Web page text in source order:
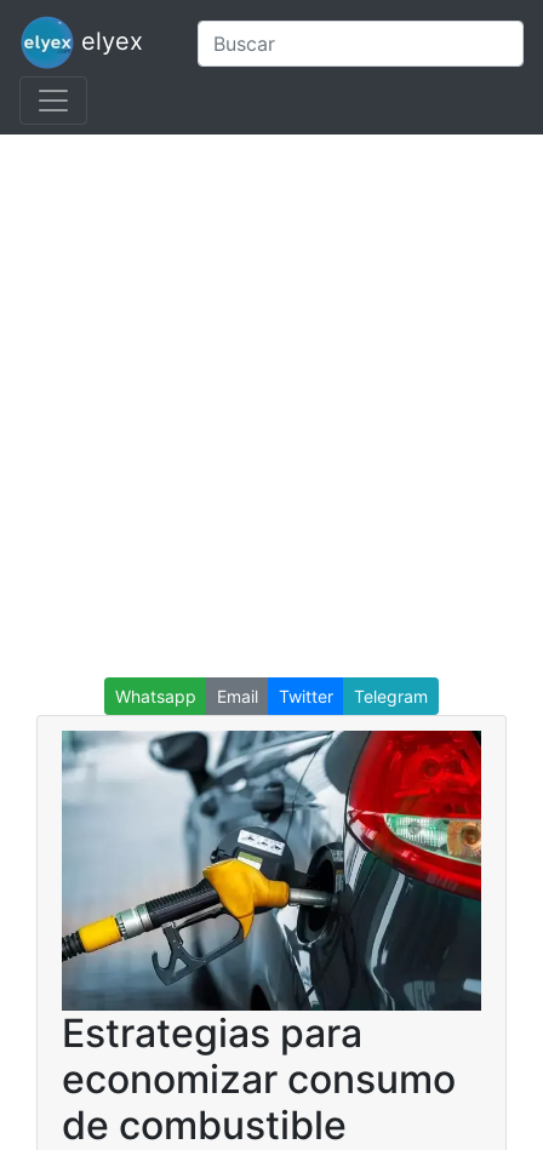
elyex
Whatsapp Email Twitter Telegram
Estrategias para
economizar consumo
de combustible